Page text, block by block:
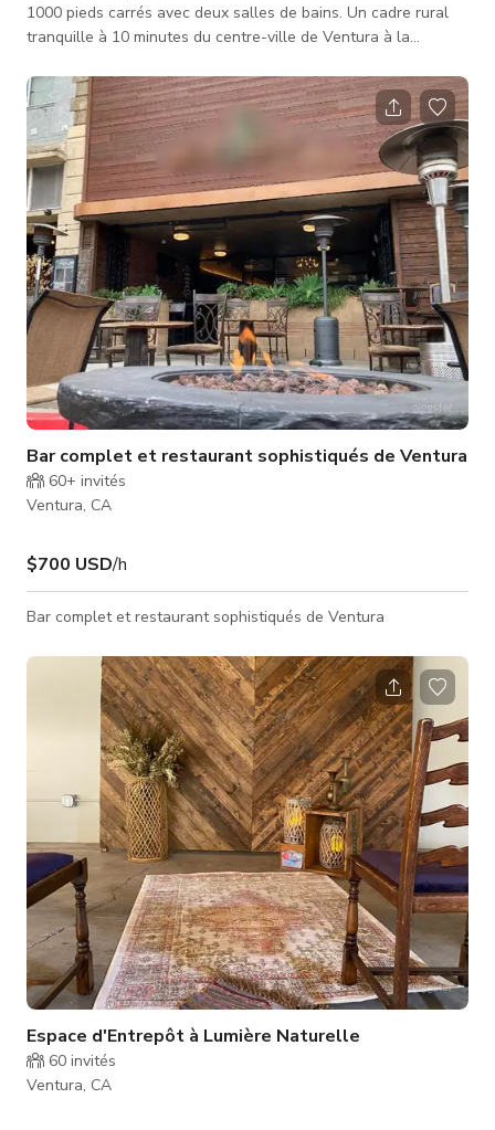
1000 pieds carrés avec deux salles de bains. Un cadre rural
tranquille à 10 minutes du centre-ville de Ventura à la
Il y a quelques dépendances et remises qui pourraient
également être utilisées, heureux d'en discuter avec vous et
votre équipe.
Bar complet et restaurant sophistiqués de Ventura
60+ invités
Ventura, CA
$700 USD/h
Bar complet et restaurant sophistiqués de Ventura
Espace d'Entrepôt à Lumière Naturelle
60 invités
Ventura, CA